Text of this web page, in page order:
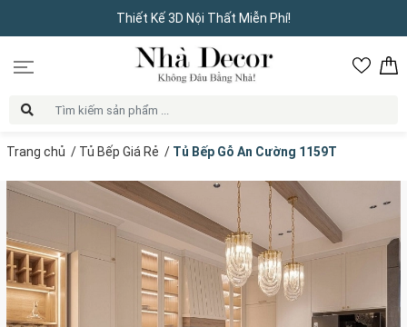
Thiết Kế 3D Nội Thất Miễn Phí!
Trang chủ / Tủ Bếp Giá Rẻ / Tủ Bếp Gỗ An Cường 1159T